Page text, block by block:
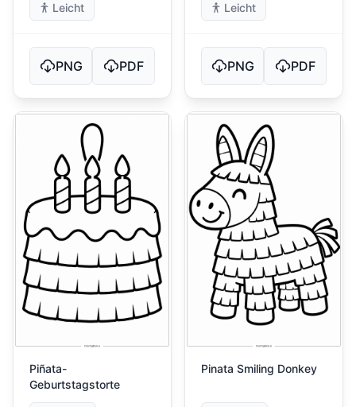
Leicht
PNG PDF
Leicht
PNG PDF
Piñata-
Geburtstagstorte
Pinata Smiling Donkey